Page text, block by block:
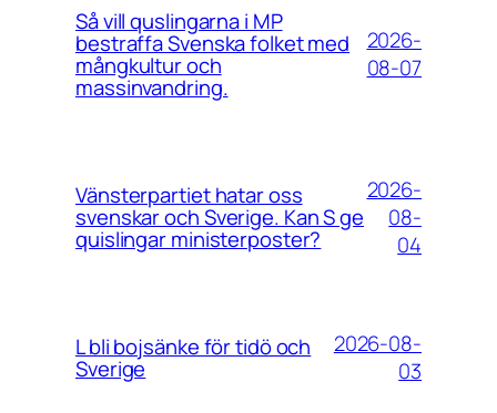
Så vill quslingarna i MP
bestraffa Svenska folket med
mångkultur och
massinvandring.
2026-
08-07
Vänsterpartiet hatar oss
svenskar och Sverige. Kan S ge
quislingar ministerposter?
2026-
08-
04
L bli bojsänke för tidö och
Sverige
2026-08-
03